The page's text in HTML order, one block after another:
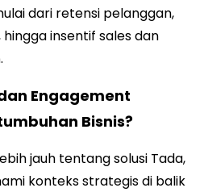
dari retensi pelanggan,
insentif sales dan
Engagement
Bisnis?
jauh tentang solusi Tada,
konteks strategis di balik